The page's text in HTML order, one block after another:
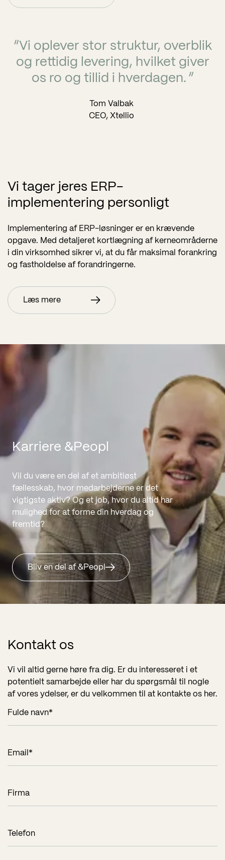
“Vi oplever stor struktur, overblik
og rettidig levering, hvilket giver
os ro og tillid i hverdagen. ”
Tom Valbak
CEO, Xtellio
Vi tager jeres ERP-
implementering personligt
Implementering af ERP-løsninger er en krævende
opgave. Med detaljeret kortlægning af kerneområderne
i din virksomhed sikrer vi, at du får maksimal forankring
og fastholdelse af forandringerne.
Læs mere
Karriere &Peopl
Vil du være en del af et ambitiøst
fællesskab, hvor medarbejderne er det
vigtigste aktiv? Og et job, hvor du altid har
mulighed for at forme din hverdag og
fremtid?
Bliv en del af &Peopl
Kontakt os
Vi vil altid gerne høre fra dig. Er du interesseret i et
potentielt samarbejde eller har du spørgsmål til nogle
af vores ydelser, er du velkommen til at kontakte os her.